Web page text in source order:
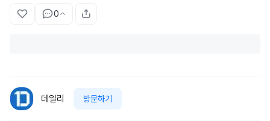
0
데일리 방문하기